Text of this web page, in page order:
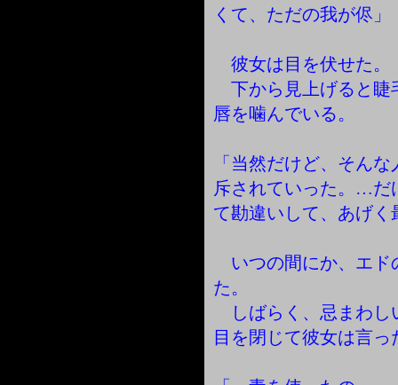
くて、ただの我が侭」
彼女は目を伏せた。
下から見上げると睫
唇を噛んでいる。
「当然だけど、そん
斥されていった。…だ
て勘違いして、あげ
いつの間にか、エド
た。
しばらく、忌まわし
目を閉じて彼女は言っ